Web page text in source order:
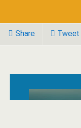
Share Tweet